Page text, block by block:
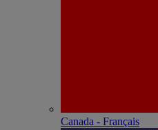
Canada - Français